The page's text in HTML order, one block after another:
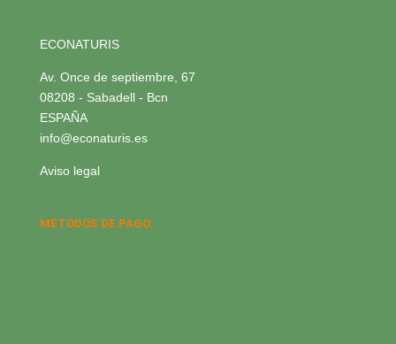
ECONATURIS
Av. Once de septiembre, 67
08208 - Sabadell - Bcn
ESPAÑA
info@econaturis.es
Aviso legal
MÉTODOS DE PAGO: